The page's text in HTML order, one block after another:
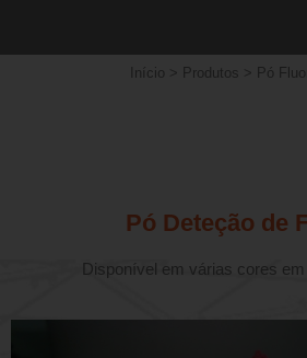
Início > Produtos > Pó
Pó Deteção de
Disponível em várias cores